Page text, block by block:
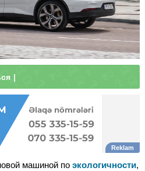
машиной по экологичности,